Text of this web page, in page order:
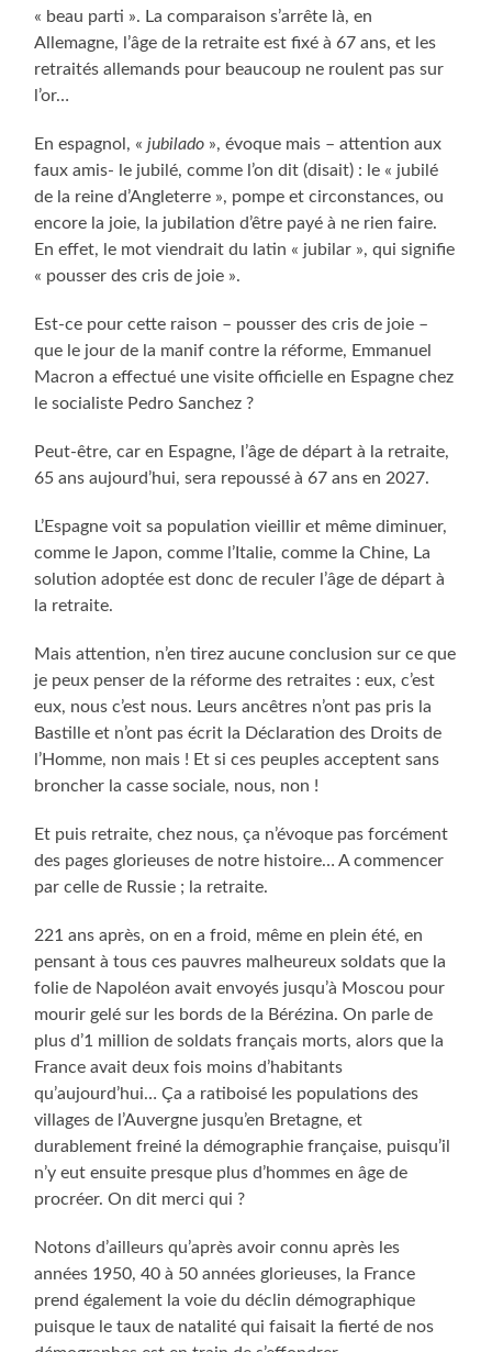
« beau parti ». La comparaison s’arrête là, en
Allemagne, l’âge de la retraite est fixé à 67 ans, et les
retraités allemands pour beaucoup ne roulent pas sur
l’or…
En espagnol, «jubilado », évoque mais – attention aux
faux amis- le jubilé, comme l’on dit (disait) : le « jubilé
de la reine d’Angleterre », pompe et circonstances, ou
encore la joie, la jubilation d’être payé à ne rien faire.
En effet, le mot viendrait du latin « jubilar », qui signifie
« pousser des cris de joie ».
Est-ce pour cette raison – pousser des cris de joie –
que le jour de la manif contre la réforme, Emmanuel
Macron a effectué une visite officielle en Espagne chez
le socialiste Pedro Sanchez ?
Peut-être, car en Espagne, l’âge de départ à la retraite,
65 ans aujourd’hui, sera repoussé à 67 ans en 2027.
L’Espagne voit sa population vieillir et même diminuer,
comme le Japon, comme l’Italie, comme la Chine, La
solution adoptée est donc de reculer l’âge de départ à
la retraite.
Mais attention, n’en tirez aucune conclusion sur ce que
je peux penser de la réforme des retraites : eux, c’est
eux, nous c’est nous. Leurs ancêtres n’ont pas pris la
Bastille et n’ont pas écrit la Déclaration des Droits de
l’Homme, non mais ! Et si ces peuples acceptent sans
broncher la casse sociale, nous, non !
Et puis retraite, chez nous, ça n’évoque pas forcément
des pages glorieuses de notre histoire… A commencer
par celle de Russie ; la retraite.
221 ans après, on en a froid, même en plein été, en
pensant à tous ces pauvres malheureux soldats que la
folie de Napoléon avait envoyés jusqu’à Moscou pour
mourir gelé sur les bords de la Bérézina. On parle de
plus d’1 million de soldats français morts, alors que la
France avait deux fois moins d’habitants
qu’aujourd’hui… Ça a ratiboisé les populations des
villages de l’Auvergne jusqu’en Bretagne, et
durablement freiné la démographie française, puisqu’il
n’y eut ensuite presque plus d’hommes en âge de
procréer. On dit merci qui ?
Notons d’ailleurs qu’après avoir connu après les
années 1950, 40 à 50 années glorieuses, la France
prend également la voie du déclin démographique
puisque le taux de natalité qui faisait la fierté de nos